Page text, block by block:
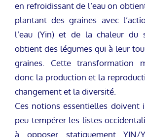
en refroidissant de l’eau on
plantant des graines avec
l’eau (Yin) et de la chaleur du
obtient des légumes qui à leur
graines. Cette transformation
donc la production et la
changement et la diversité.
Ces notions essentielles doivent
peu tempérer les listes
à opposer statiquement YIN/